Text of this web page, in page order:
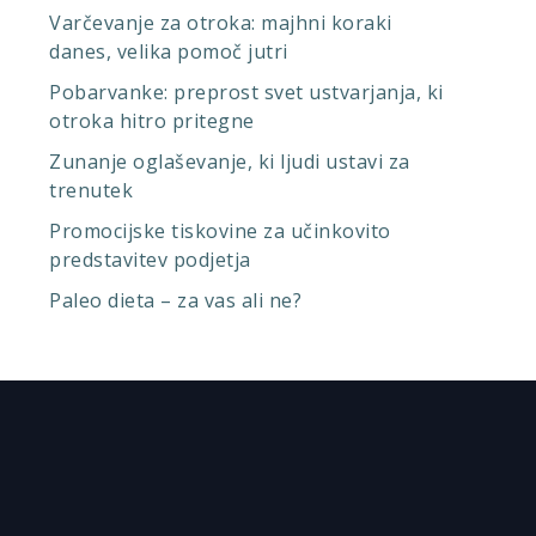
Varčevanje za otroka: majhni koraki
danes, velika pomoč jutri
Pobarvanke: preprost svet ustvarjanja, ki
otroka hitro pritegne
Zunanje oglaševanje, ki ljudi ustavi za
trenutek
Promocijske tiskovine za učinkovito
predstavitev podjetja
Paleo dieta – za vas ali ne?